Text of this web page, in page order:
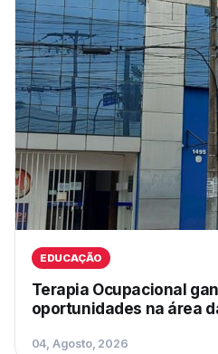
EDUCAÇÃO
Terapia Ocupacional
oportunidades na área
04, Agosto, 2026